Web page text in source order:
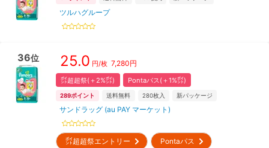
ツルハグループ
36位 25.0 円/枚 7,280円
㌽超超祭(＋2%㌽) Pontaパス(＋1%㌽)
289ポイント 送料無料 280枚入 新パッケージ
サンドラッグ (au PAY マーケット)
㌽超超祭エントリー Pontaパス